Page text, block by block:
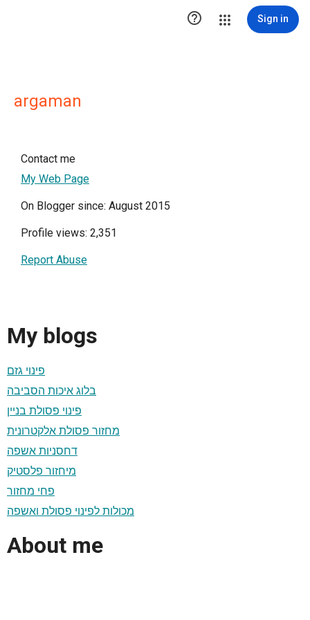
 Sign in
argaman
Contact me
My Web Page
On Blogger since: August 2015
Profile views: 2,351
Report Abuse
My blogs
פינוי גזם
בלוג איכות הסביבה
פינוי פסולת בניין
מחזור פסולת אלקטרונית
דחסניות אשפה
מיחזור פלסטיק
פחי מחזור
מכולות לפינוי פסולת ואשפה
About me